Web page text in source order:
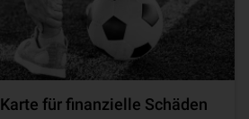
für finanzielle Schäden